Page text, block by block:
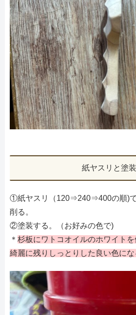
紙ヤスリと塗装
①紙ヤスリ（120⇒240⇒400の順)
削る。
②塗装する。（お好みの色で)
＊ 杉板にワトコオイルのホワイト
綺麗に残りしっとりした良い色にな